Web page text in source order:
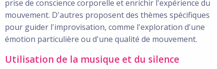
prise de conscience corporelle et enrichir l'expérience du
mouvement. D'autres proposent des thèmes spécifiques
pour guider l'improvisation, comme l'exploration d'une
émotion particulière ou d'une qualité de mouvement.
Utilisation de la musique et du silence